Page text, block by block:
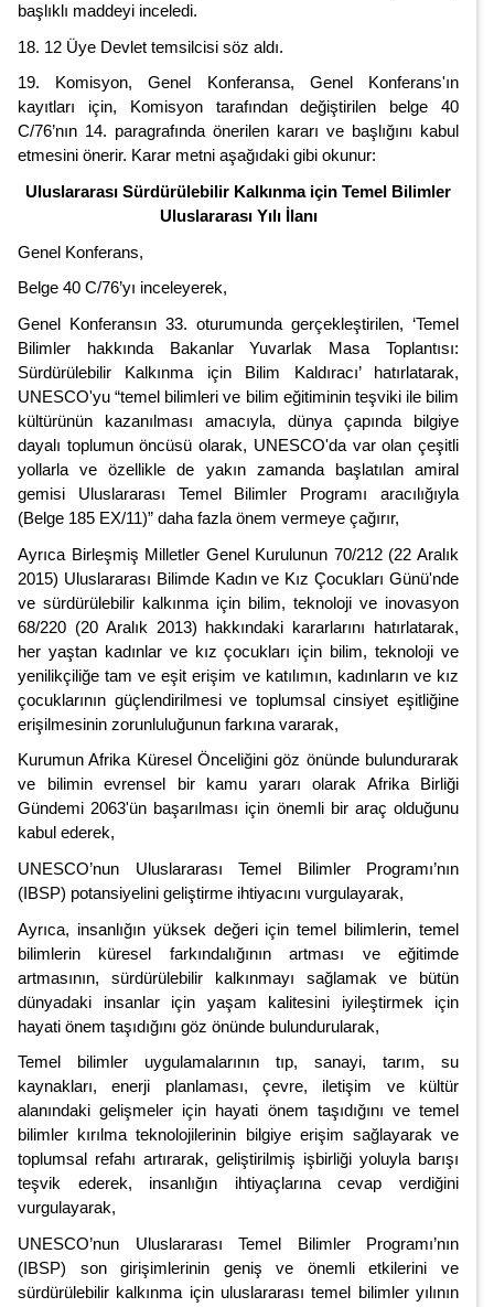
başlıklı maddeyi inceledi.
18. 12 Üye Devlet temsilcisi söz aldı.
19. Komisyon, Genel Konferansa, Genel Konferans'ın
kayıtları için, Komisyon tarafından değiştirilen belge 40
C/76’nın 14. paragrafında önerilen kararı ve başlığını kabul
etmesini önerir. Karar metni aşağıdaki gibi okunur:
Uluslararası Sürdürülebilir Kalkınma için Temel Bilimler
Uluslararası Yılı İlanı
Genel Konferans,
Belge 40 C/76’yı inceleyerek,
Genel Konferansın 33. oturumunda gerçekleştirilen, ‘Temel
Bilimler hakkında Bakanlar Yuvarlak Masa Toplantısı:
Sürdürülebilir Kalkınma için Bilim Kaldıracı’ hatırlatarak,
UNESCO'yu “temel bilimleri ve bilim eğitiminin teşviki ile bilim
kültürünün kazanılması amacıyla, dünya çapında bilgiye
dayalı toplumun öncüsü olarak, UNESCO'da var olan çeşitli
yollarla ve özellikle de yakın zamanda başlatılan amiral
gemisi Uluslararası Temel Bilimler Programı aracılığıyla
(Belge 185 EX/11)” daha fazla önem vermeye çağırır,
Ayrıca Birleşmiş Milletler Genel Kurulunun 70/212 (22 Aralık
2015) Uluslararası Bilimde Kadın ve Kız Çocukları Günü'nde
ve sürdürülebilir kalkınma için bilim, teknoloji ve inovasyon
68/220 (20 Aralık 2013) hakkındaki kararlarını hatırlatarak,
her yaştan kadınlar ve kız çocukları için bilim, teknoloji ve
yenilikçiliğe tam ve eşit erişim ve katılımın, kadınların ve kız
çocuklarının güçlendirilmesi ve toplumsal cinsiyet eşitliğine
erişilmesinin zorunluluğunun farkına vararak,
Kurumun Afrika Küresel Önceliğini göz önünde bulundurarak
ve bilimin evrensel bir kamu yararı olarak Afrika Birliği
Gündemi 2063'ün başarılması için önemli bir araç olduğunu
kabul ederek,
UNESCO’nun Uluslararası Temel Bilimler Programı’nın
(IBSP) potansiyelini geliştirme ihtiyacını vurgulayarak,
Ayrıca, insanlığın yüksek değeri için temel bilimlerin, temel
bilimlerin küresel farkındalığının artması ve eğitimde
artmasının, sürdürülebilir kalkınmayı sağlamak ve bütün
dünyadaki insanlar için yaşam kalitesini iyileştirmek için
hayati önem taşıdığını göz önünde bulundurularak,
Temel bilimler uygulamalarının tıp, sanayi, tarım, su
kaynakları, enerji planlaması, çevre, iletişim ve kültür
alanındaki gelişmeler için hayati önem taşıdığını ve temel
bilimler kırılma teknolojilerinin bilgiye erişim sağlayarak ve
toplumsal refahı artırarak, geliştirilmiş işbirliği yoluyla barışı
teşvik ederek, insanlığın ihtiyaçlarına cevap verdiğini
vurgulayarak,
UNESCO’nun Uluslararası Temel Bilimler Programı’nın
(IBSP) son girişimlerinin geniş ve önemli etkilerini ve
sürdürülebilir kalkınma için uluslararası temel bilimler yılının